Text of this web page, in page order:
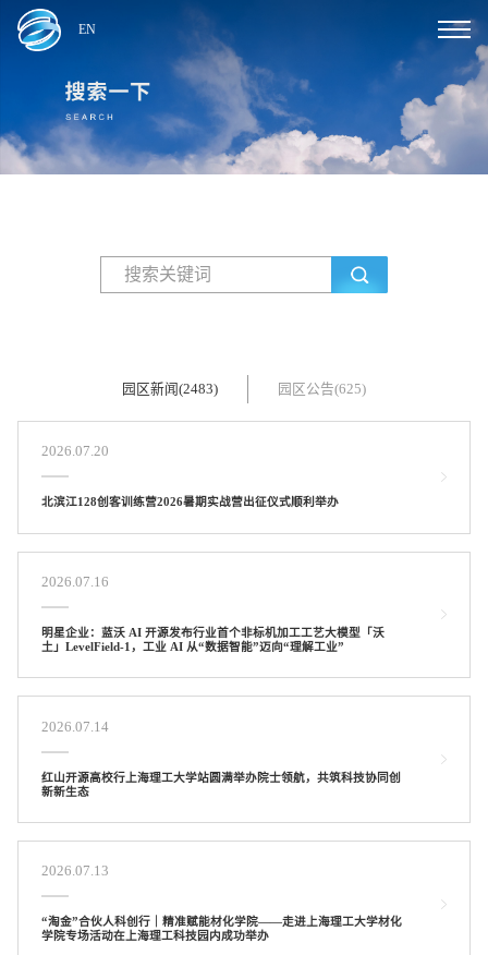
EN
园区新闻(2483) 园区公告(625)
2026.07.20
北滨江128创客训练营2026暑期实战营出征仪式顺利举办
2026.07.16
明星企业：蓝沃 AI 开源发布行业首个非标机加工工艺大模型「沃
土」LevelField-1，工业 AI 从“数据智能”迈向“理解工业”
2026.07.14
红山开源高校行上海理工大学站圆满举办院士领航，共筑科技协同创
新新生态
2026.07.13
“淘金”合伙人科创行｜精准赋能材化学院——走进上海理工大学材化
学院专场活动在上海理工科技园内成功举办